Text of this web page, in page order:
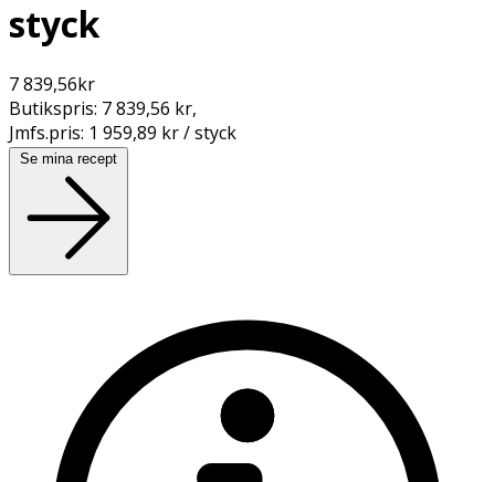
styck
7 839,56kr
Butikspris: 7 839,56 kr,
Jmfs.pris: 1 959,89 kr / styck
Se mina recept